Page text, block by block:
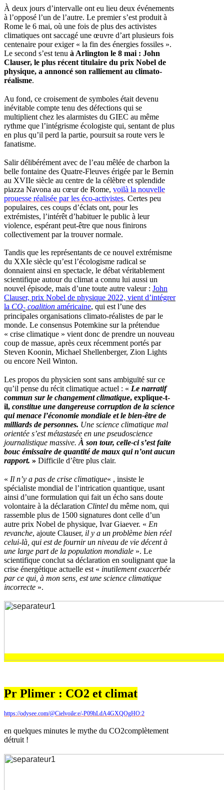
À deux jours d’intervalle ont eu lieu deux événements
à l’opposé l’un de l’autre. Le premier s’est produit à
Rome le 6 mai, où une fois de plus des activistes
climatiques ont saccagé une œuvre d’art plusieurs fois
centenaire pour exiger « la fin des énergies fossiles ».
Le second s’est tenu à Arlington le 8 mai : John
Clauser, le plus récent titulaire du prix Nobel de
physique, a annoncé son ralliement au climato-
réalisme.
Au fond, ce croisement de symboles était devenu
inévitable compte tenu des défections qui se
multiplient chez les alarmistes du GIEC au même
rythme que l’intégrisme écologiste qui, sentant de plus
en plus qu’il perd la partie, poursuit sa route vers le
fanatisme.
Salir délibérément avec de l’eau mêlée de charbon la
belle fontaine des Quatre-Fleuves érigée par le Bernin
au XVIIe siècle au centre de la célèbre et splendide
piazza Navona au cœur de Rome, voilà la nouvelle
prouesse réalisée par les éco-activistes. Certes peu
populaires, ces coups d’éclats ont, pour les
extrémistes, l’intérêt d’habituer le public à leur
violence, espérant peut-être que nous finirons
collectivement par la trouver normale.
Tandis que les représentants de ce nouvel extrémisme
du XXIe siècle qu’est l’écologisme radical se
donnaient ainsi en spectacle, le débat véritablement
scientifique autour du climat a connu lui aussi un
nouvel épisode, mais d’une toute autre valeur : John
Clauser, prix Nobel de physique 2022, vient d’intégrer
la CO2 coalition américaine, qui est l’une des
principales organisations climato-réalistes de par le
monde. Le consensus Potemkine sur la prétendue
« crise climatique » vient donc de prendre un nouveau
coup de massue, après ceux récemment portés par
Steven Koonin, Michael Shellenberger, Zion Lights
ou encore Neil Winton.
Les propos du physicien sont sans ambiguïté sur ce
qu’il pense du récit climatique actuel : « Le narratif
commun sur le changement climatique, explique-t-
il, constitue une dangereuse corruption de la science
qui menace l’économie mondiale et le bien-être de
milliards de personnes. Une science climatique mal
orientée s’est métastasée en une pseudoscience
journalistique massive. À son tour, celle-ci s’est faite
bouc émissaire de quantité de maux qui n’ont aucun
rapport. » Difficile d’être plus clair.
« Il n’y a pas de crise climatique« , insiste le
spécialiste mondial de l’intrication quantique, usant
ainsi d’une formulation qui fait un écho sans doute
volontaire à la déclaration Clintel du même nom, qui
rassemble plus de 1500 signatures dont celle d’un
autre prix Nobel de physique, Ivar Giaever. « En
revanche, ajoute Clauser, il y a un problème bien réel
celui-là, qui est de fournir un niveau de vie décent à
une large part de la population mondiale ». Le
scientifique conclut sa déclaration en soulignant que la
crise énergétique actuelle est « inutilement exacerbée
par ce qui, à mon sens, est une science climatique
incorrecte ».
Pr Plimer : CO2 et climat
https://odysee.com/@Cielvoile:e/-P09hLdA4GXQOgHO:2
en quelques minutes le mythe du CO2complètement
détruit !